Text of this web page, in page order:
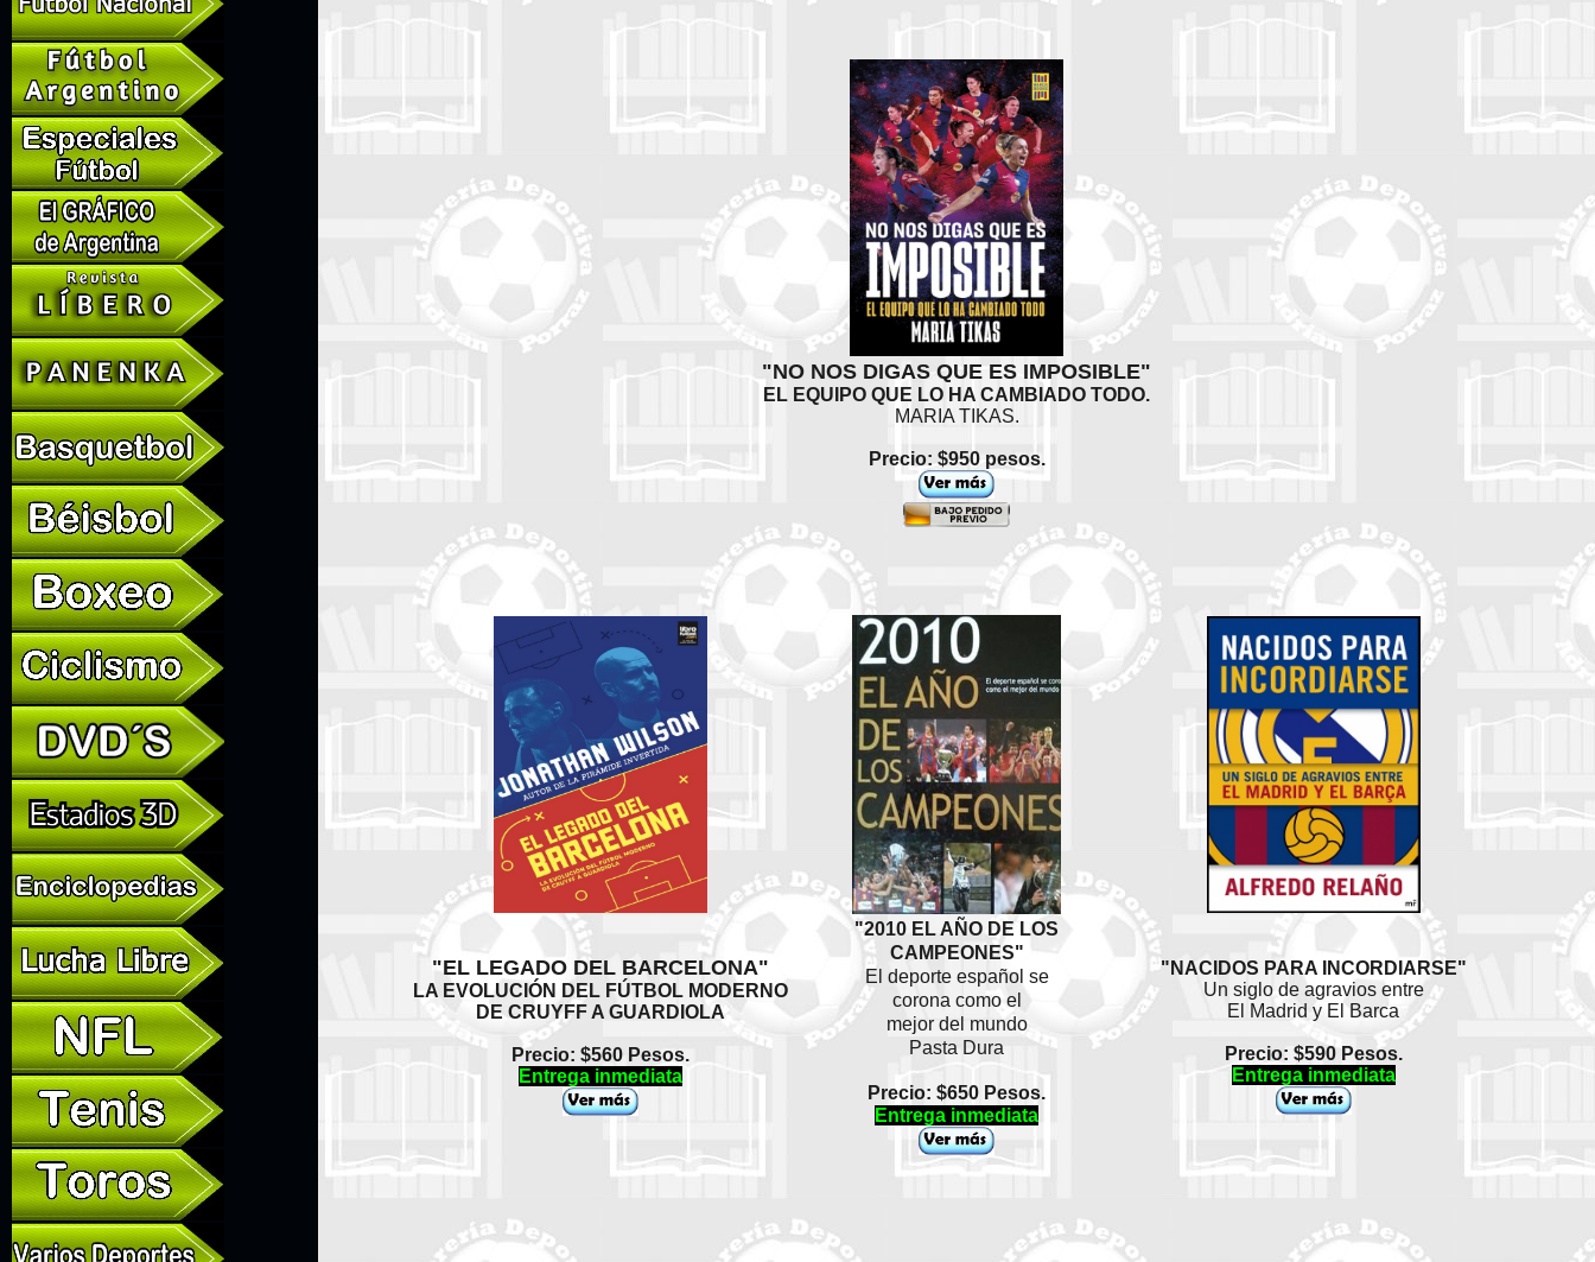
"NO NOS DIGAS QUE ES IMPOSIBLE"
EL EQUIPO QUE LO HA CAMBIADO TODO.
MARIA TIKAS.
Precio: $950 pesos.
"EL LEGADO DEL BARCELONA"
LA EVOLUCIÓN DEL FÚTBOL MODERNO
DE CRUYFF A GUARDIOLA
Precio: $560 Pesos.
Entrega inmediata
"2010 EL AÑO DE LOS
CAMPEONES"
El deporte español se
corona como el
mejor del mundo
Pasta Dura
Precio: $650 Pesos.
Entrega inmediata
"NACIDOS PARA INCORDIARSE"
Un siglo de agravios entre
El Madrid y El Barca
Precio: $590 Pesos.
Entrega inmediata